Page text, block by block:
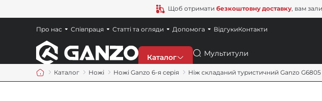
Щоб отримати безкоштовну доставку, вам
Каталог Пошук
Про нас Співпраця Статті та огляди Допомога ВідгукиКонтакти
Каталог Ножі Ножі Ganzo 6-я серія Ніж складаний туристичний Ganzo